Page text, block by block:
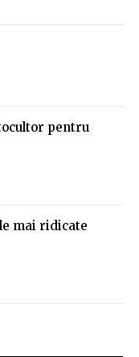
pentru
mai ridicate